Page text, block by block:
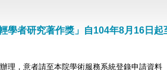
學者研究著作獎」自104年8月16日
理，意者請至本院學術服務系統登錄申請資料